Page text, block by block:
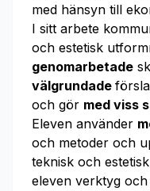
med hänsyn till
I sitt arbete
och estetisk
genomarbetade
välgrundade
och gör med viss
Eleven använder
och metoder och
teknisk och
eleven verktyg